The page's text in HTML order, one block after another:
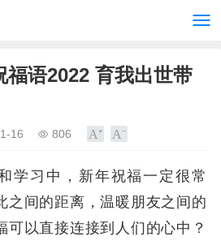
福语2022 育我出世带
16 806
学习中，新年祝福一定很常
之间的距离，温暖朋友之间的
可以直接连接到人们的心中？